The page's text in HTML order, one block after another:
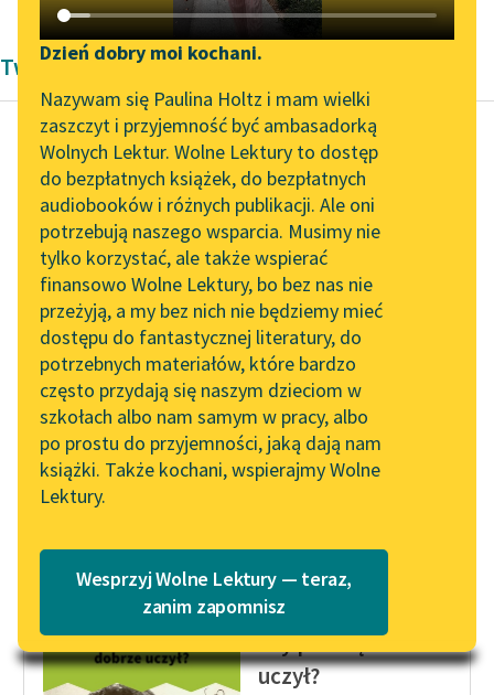
Katalog DAISY
Podkasty o książkach
Zgłoś brak utworu
Aktualności
„Prokurator Alicja Horn”
do słuchania
Byliśmy częścią AI Impact
Lab
Zapraszamy na spotkanie
online z tłumaczkami
literatury skandynawskiej
Spotkanie z Katarzyną
Tunkiel w Oslo
102. lata temu zmarł
Joseph Conrad
Lektury szkolne i klasyka
literatury do słuchania dla
uczennic i uczniów z
niepełnosprawnościami
Narzędzia
Mapa Wolnych Lektur
Leśmianator
Przewodnik dla piszących i
czytających
API
OAI-PMH
Widget Wolnych Lektur
Przypisy
Katalog w formacie PDF
Dzień dobry moi kochani.
Nazywam się Paulina Holtz i mam wielki
zaszczyt i przyjemność być ambasadorką
Wolnych Lektur. Wolne Lektury to dostęp
do bezpłatnych książek, do bezpłatnych
audiobooków i różnych publikacji. Ale oni
potrzebują naszego wsparcia. Musimy nie
tylko korzystać, ale także wspierać
finansowo Wolne Lektury, bo bez nas nie
przeżyją, a my bez nich nie będziemy mieć
dostępu do fantastycznej literatury, do
potrzebnych materiałów, które bardzo
często przydają się naszym dzieciom w
szkołach albo nam samym w pracy, albo
po prostu do przyjemności, jaką dają nam
książki. Także kochani, wspierajmy Wolne
Lektury.
Wesprzyj Wolne Lektury — teraz,
zanim zapomnisz
Twórczość Paweł Beręsewicz
Paweł Beręsewicz
Czy lubił pan
chodzić do szkoły?
Tutaj odpowiedź
będzie szybka:
gdy lodowaty wicher
powiał
i naszą panią zmogła
grypka,
nie bardzo...
Paweł Beręsewicz
Czy pan się dobrze
uczył?